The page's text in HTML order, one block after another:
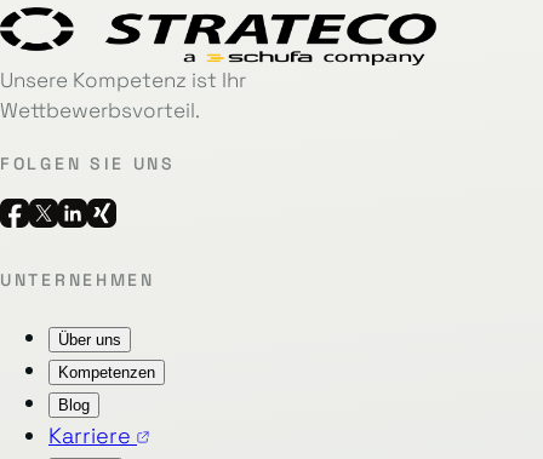
Unsere Kompetenz ist Ihr
Wettbewerbsvorteil.
FOLGEN SIE UNS
UNTERNEHMEN
Über uns
Kompetenzen
Blog
Karriere